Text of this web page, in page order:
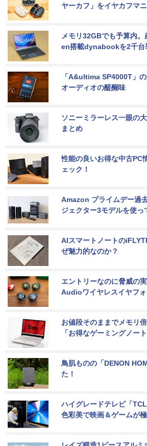
ヤーカフ」をイヤカフマ
メモリ32GBでも予算内
en搭載dynabookを2千台
「A&ultima SP4000T」
オーディオの醍醐味
ソニーミラーレス一眼の
まとめ
性能の良いお得な中古PC
ェック！
Amazon プライムデー過
ジェクター3モデルを使っ
AIスマートノートの
ぜ魅力的なのか？
エントリーなのに脅威の
Audioワイヤレスイヤフ
お値段そのままでメモリ
「お得なゲーミングノート
鳥肌ものの「DENON
た！
ハイグレードテレビ「
色彩美で映画＆ゲームが